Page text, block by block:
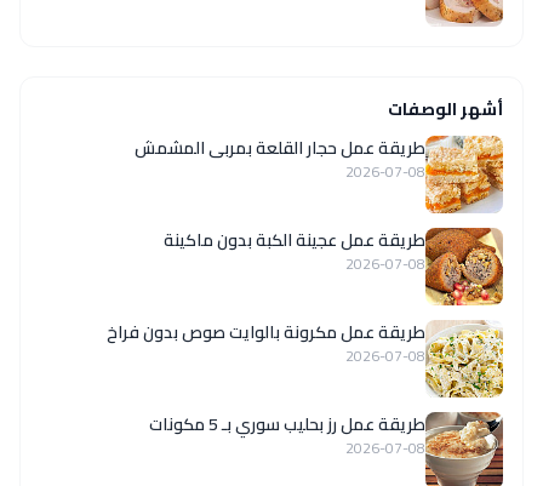
أشهر الوصفات
طريقة عمل حجار القلعة بمربى المشمش
2026-07-08
طريقة عمل عجينة الكبة بدون ماكينة
2026-07-08
طريقة عمل مكرونة بالوايت صوص بدون فراخ
2026-07-08
طريقة عمل رز بحليب سوري بـ 5 مكونات
2026-07-08